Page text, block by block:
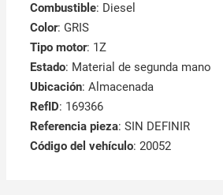
Combustible: Diesel
Color: GRIS
Tipo motor: 1Z
Estado: Material de segunda mano
Ubicación: Almacenada
RefID: 169366
Referencia pieza: SIN DEFINIR
Código del vehículo: 20052